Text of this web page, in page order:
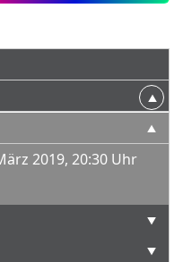
2019, 20:30 Uhr